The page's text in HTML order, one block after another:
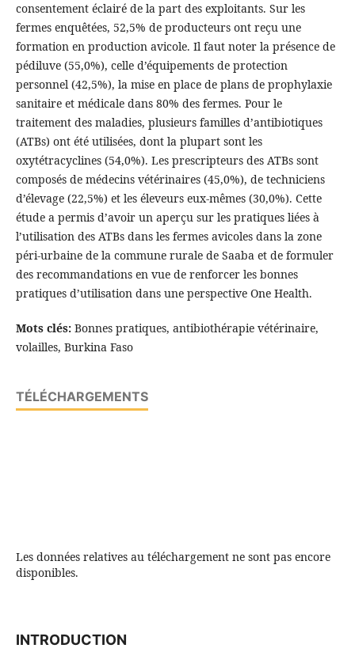
consentement éclairé de la part des exploitants. Sur les
fermes enquêtées, 52,5% de producteurs ont reçu une
formation en production avicole. Il faut noter la présence de
pédiluve (55,0%), celle d’équipements de protection
personnel (42,5%), la mise en place de plans de prophylaxie
sanitaire et médicale dans 80% des fermes. Pour le
traitement des maladies, plusieurs familles d’antibiotiques
(ATBs) ont été utilisées, dont la plupart sont les
oxytétracyclines (54,0%). Les prescripteurs des ATBs sont
composés de médecins vétérinaires (45,0%), de techniciens
d’élevage (22,5%) et les éleveurs eux-mêmes (30,0%). Cette
étude a permis d’avoir un aperçu sur les pratiques liées à
l’utilisation des ATBs dans les fermes avicoles dans la zone
péri-urbaine de la commune rurale de Saaba et de formuler
des recommandations en vue de renforcer les bonnes
pratiques d’utilisation dans une perspective One Health.
Mots clés:Bonnes pratiques, antibiothérapie vétérinaire,
volailles, Burkina Faso
TÉLÉCHARGEMENTS
Les données relatives au téléchargement ne sont pas encore
disponibles.
INTRODUCTION